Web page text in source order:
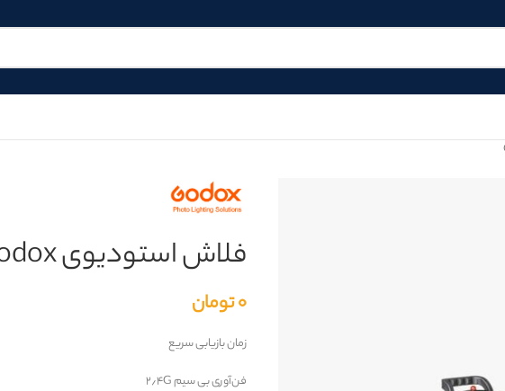
فلاش استودیوی Godox مدل QT400IIM
۰تومان
زمان بازیابی سریع
فن‌آوری بی سیم ۲٫۴G